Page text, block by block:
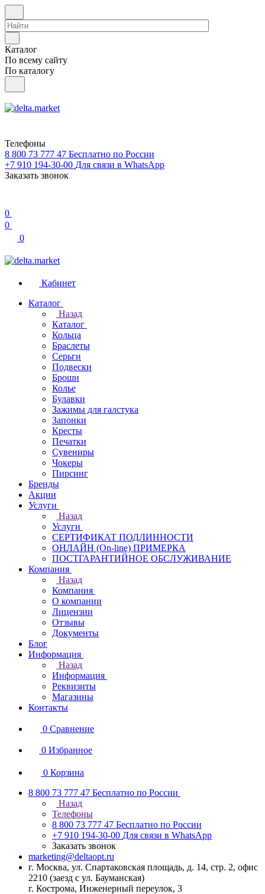
Каталог
По всему сайту
По каталогу
Телефоны
8 800 73 777 47 Бесплатно по России
+7 910 194-30-00 Для связи в WhatsApp
Заказать звонок
0
0
0
Кабинет
Каталог
Назад
Каталог
Кольца
Браслеты
Серьги
Подвески
Броши
Колье
Булавки
Зажимы для галстука
Запонки
Кресты
Печатки
Сувениры
Чокеры
Пирсинг
Бренды
Акции
Услуги
Назад
Услуги
СЕРТИФИКАТ ПОДЛИННОСТИ
ОНЛАЙН (On-line) ПРИМЕРКА
ПОСТГАРАНТИЙНОЕ ОБСЛУЖИВАНИЕ
Компания
Назад
Компания
О компании
Лицензии
Отзывы
Документы
Блог
Информация
Назад
Информация
Реквизиты
Магазины
Контакты
0 Сравнение
0 Избранное
0 Корзина
8 800 73 777 47 Бесплатно по России
Назад
Телефоны
8 800 73 777 47 Бесплатно по России
+7 910 194-30-00 Для связи в WhatsApp
Заказать звонок
marketing@deltaopt.ru
г. Москва, ул. Спартаковская площадь, д. 14, стр. 2, офис
2210 (заезд с ул. Бауманская)
г. Кострома, Инженерный переулок, 3